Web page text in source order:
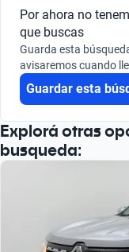
Buscá por marca
Buscá por modelo
Buscá por año
Por ahora no
que buscas
Guarda esta
avisaremos cuando
Guardar esta
Explorá otras
busqueda: